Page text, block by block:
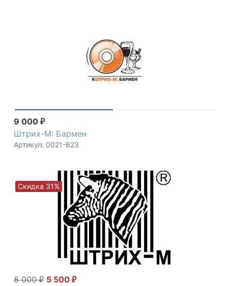
9 000 ₽
Штрих-М: Бармен
Артикул: 0021-623
8 000₽ 5 500 ₽
Скидка 31%